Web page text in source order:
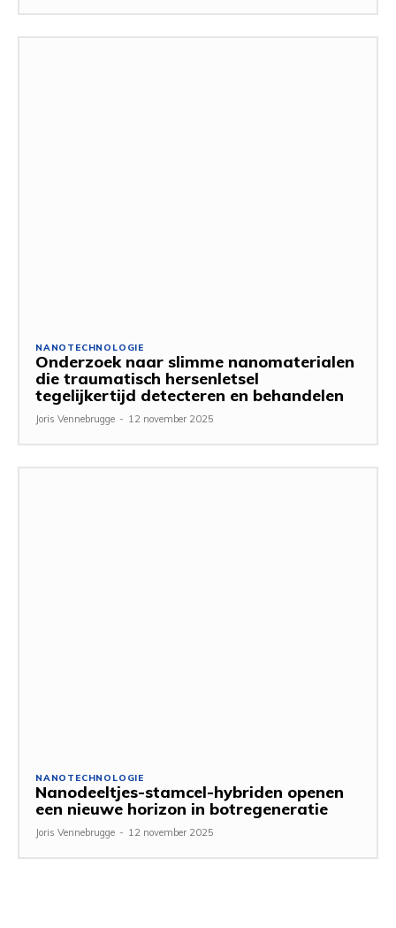
NANOTECHNOLOGIE
Onderzoek naar slimme nanomaterialen
die traumatisch hersenletsel
tegelijkertijd detecteren en behandelen
Joris Vennebrugge - 12 november 2025
NANOTECHNOLOGIE
Nanodeeltjes-stamcel-hybriden openen
een nieuwe horizon in botregeneratie
Joris Vennebrugge - 12 november 2025